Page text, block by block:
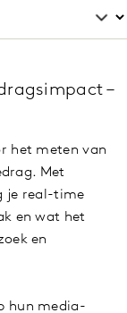
–
het meten van
Met
je real-time
en wat het
en
hun media-